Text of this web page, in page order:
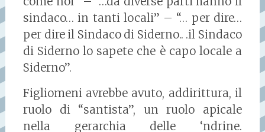
sindaco… in tanti locali” – “… per dire…
per dire il Sindaco di Siderno.. .il Sindaco
di Siderno lo sapete che è capo locale a
Siderno”.
Figliomeni avrebbe avuto, addirittura, il
ruolo di “santista”, un ruolo apicale
nella gerarchia delle ‘ndrine.